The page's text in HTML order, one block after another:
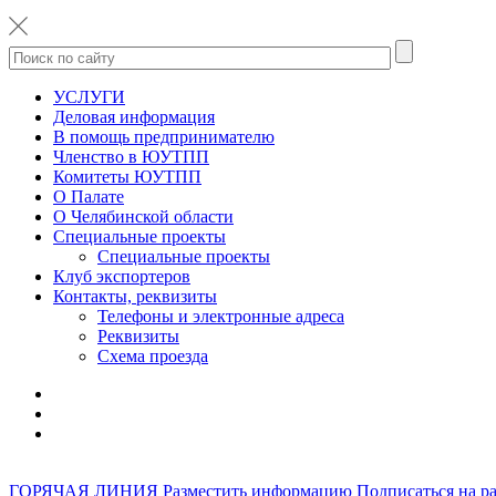
УСЛУГИ
Деловая информация
В помощь предпринимателю
Членство в ЮУТПП
Комитеты ЮУТПП
О Палате
О Челябинской области
Специальные проекты
Специальные проекты
Клуб экспортеров
Контакты, реквизиты
Телефоны и электронные адреса
Реквизиты
Схема проезда
ГОРЯЧАЯ ЛИНИЯ Разместить информацию Подписаться на